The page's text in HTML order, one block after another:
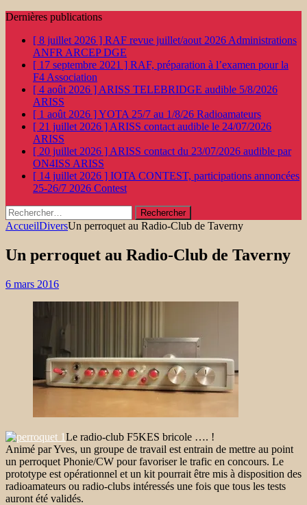
Dernières publications
[ 8 juillet 2026 ] RAF revue juillet/aout 2026 Administrations
ANFR ARCEP DGE
[ 17 septembre 2021 ] RAF, préparation à l’examen pour la
F4 Association
[ 4 août 2026 ] ARISS TELEBRIDGE audible 5/8/2026
ARISS
[ 1 août 2026 ]YOTA 25/7 au 1/8/26 Radioamateurs
[ 21 juillet 2026 ] ARISS contact audible le 24/07/2026
ARISS
[ 20 juillet 2026 ] ARISS contact du 23/07/2026 audible par
ON4ISS ARISS
[ 14 juillet 2026 ] IOTA CONTEST, participations annoncées
25-26/7 2026 Contest
Rechercher :
AccueilDiversUn perroquet au Radio-Club de Taverny
Un perroquet au Radio-Club de Taverny
6 mars 2016
Le radio-club F5KES bricole …. !
Animé par Yves, un groupe de travail est entrain de mettre au point
un perroquet Phonie/CW pour favoriser le trafic en concours. Le
prototype est opérationnel et un kit pourrait être mis à disposition des
radioamateurs ou radio-clubs intéressés une fois que tous les tests
auront été validés.